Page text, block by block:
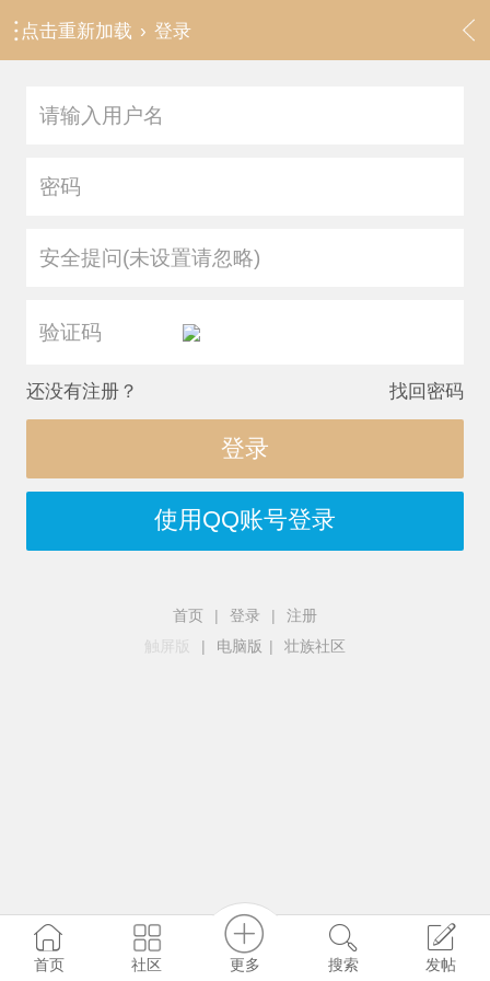
点击重新加载 › 登录
安全提问(未设置请忽略)
还没有注册？ 找回密码
登录
使用QQ账号登录
首页 | 登录 |
注册
触屏版
| 电脑版 | 壮族社区
首页 社区 更多 搜索 发帖